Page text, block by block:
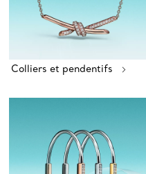
Colliers et pendentifs